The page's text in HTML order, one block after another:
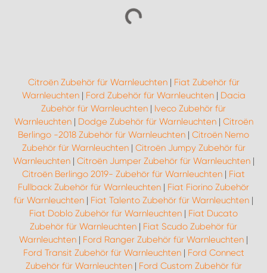
Citroën Zubehör für Warnleuchten| Fiat Zubehör für
Warnleuchten| Ford Zubehör für Warnleuchten| Dacia
Zubehör für Warnleuchten | Iveco Zubehör für
Warnleuchten| Dodge Zubehör für Warnleuchten| Citroën
Berlingo -2018 Zubehör für Warnleuchten | Citroën Nemo
Zubehör für Warnleuchten| Citroën Jumpy Zubehör für
Warnleuchten| Citroën Jumper Zubehör für Warnleuchten|
Citroën Berlingo 2019- Zubehör für Warnleuchten | Fiat
Fullback Zubehör für Warnleuchten | Fiat Fiorino Zubehör
für Warnleuchten | Fiat Talento Zubehör für Warnleuchten |
Fiat Doblo Zubehör für Warnleuchten | Fiat Ducato
Zubehör für Warnleuchten | Fiat Scudo Zubehör für
Warnleuchten | Ford Ranger Zubehör für Warnleuchten |
Ford Transit Zubehör für Warnleuchten| Ford Connect
Zubehör für Warnleuchten| Ford Custom Zubehör für